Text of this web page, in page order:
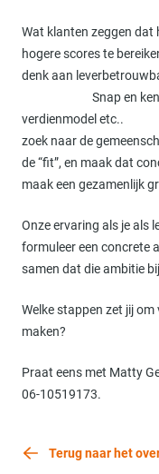
Wat klanten zeggen dat
hogere scores te
denk aan
Snap en ken mij
zoek naar de
de “fit”, en maak dat
maak een gezamenlijk
Onze ervaring als je als
formuleer een concrete
samen dat die ambitie
Welke stappen zet jij
maken?
Praat eens met Matty
06-10519173.
Terug naar het